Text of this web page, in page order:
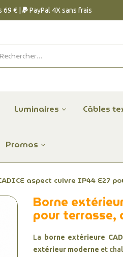
69 € | PayPal 4X sans frais
Luminaires Câbles
Promos
aspect cuivre IP44 E27
Borne
pour terrasse,
La borne extérieure
extérieur moderne et